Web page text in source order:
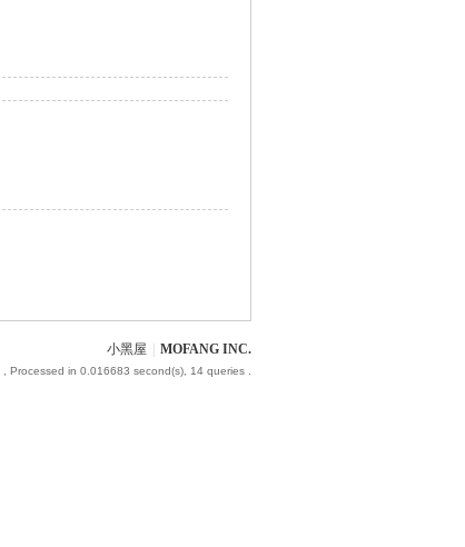
小黑屋 MOFANG INC.
, Processed in 0.016683 second(s), 14 queries .